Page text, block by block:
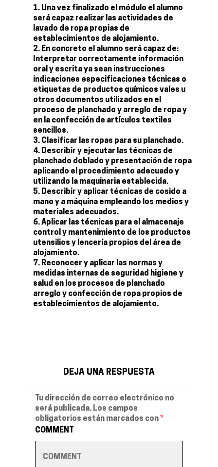
Una vez finalizado el módulo el alumno
será capaz realizar las actividades de
lavado de ropa propias de
establecimientos de alojamiento.
En concreto el alumno será capaz de:
Interpretar correctamente información
oral y escrita ya sean instrucciones
indicaciones especificaciones técnicas o
etiquetas de productos químicos vales u
otros documentos utilizados en el
proceso de planchado y arreglo de ropa y
en la confección de artículos textiles
sencillos.
Clasificar las ropas para su planchado.
Describir y ejecutar las técnicas de
planchado doblado y presentación de ropa
aplicando el procedimiento adecuado y
utilizando la maquinaria establecida.
Describir y aplicar técnicas de cosido a
mano y a máquina empleando los medios y
materiales adecuados.
Aplicar las técnicas para el almacenaje
control y mantenimiento de los productos
utensilios y lencería propios del área de
alojamiento.
Reconocer y aplicar las normas y
medidas internas de seguridad higiene y
salud en los procesos de planchado
arreglo y confección de ropa propios de
establecimientos de alojamiento.
DEJA UNA RESPUESTA
Tu dirección de correo electrónico no
será publicada. Los campos
obligatorios están marcados con *
COMMENT